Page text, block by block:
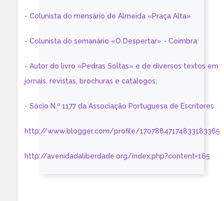
- Colunista do mensário de Almeida «Praça Alta»
- Colunista do semanário «O Despertar» - Coimbra:
- Autor do livro «Pedras Soltas» e de diversos textos em
jornais, revistas, brochuras e catálogos;
- Sócio N.º 1177 da Associação Portuguesa de Escritores
http://www.blogger.com/profile/17078847174833183365
http://avenidadaliberdade.org/index.php?content=165